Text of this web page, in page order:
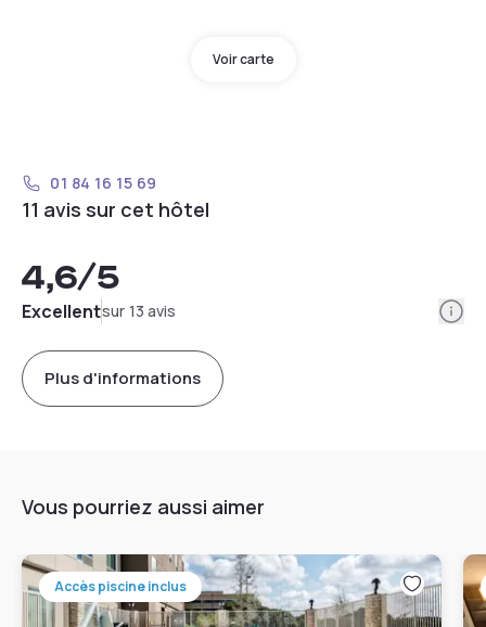
Voir carte
01 84 16 15 69
11 avis sur cet hôtel
4,6/5
Excellentsur 13 avis
Plus d'informations
Vous pourriez aussi aimer
Accès piscine inclus